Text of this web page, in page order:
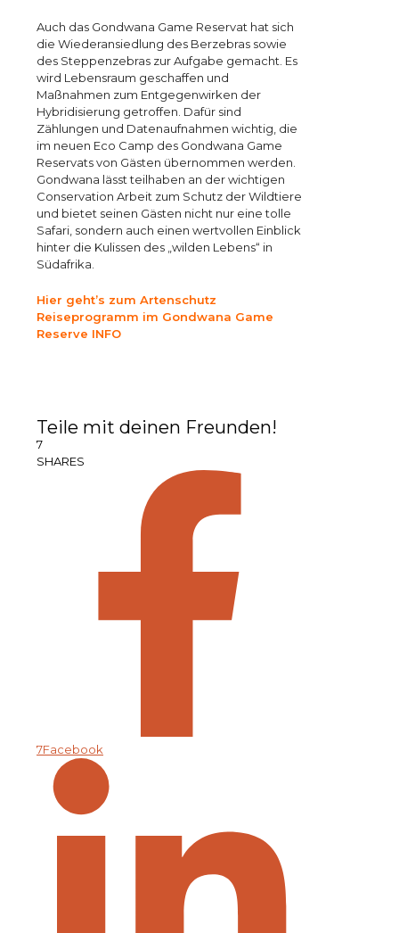
Auch das Gondwana Game Reservat hat sich
die Wiederansiedlung des Berzebras sowie
des Steppenzebras zur Aufgabe gemacht. Es
wird Lebensraum geschaffen und
Maßnahmen zum Entgegenwirken der
Hybridisierung getroffen. Dafür sind
Zählungen und Datenaufnahmen wichtig, die
im neuen Eco Camp des Gondwana Game
Reservats von Gästen übernommen werden.
Gondwana lässt teilhaben an der wichtigen
Conservation Arbeit zum Schutz der Wildtiere
und bietet seinen Gästen nicht nur eine tolle
Safari, sondern auch einen wertvollen Einblick
hinter die Kulissen des „wilden Lebens“ in
Südafrika.
Hier geht’s zum Artenschutz
Reiseprogramm im Gondwana Game
Reserve INFO
Teile mit deinen Freunden!
7
SHARES
7Facebook